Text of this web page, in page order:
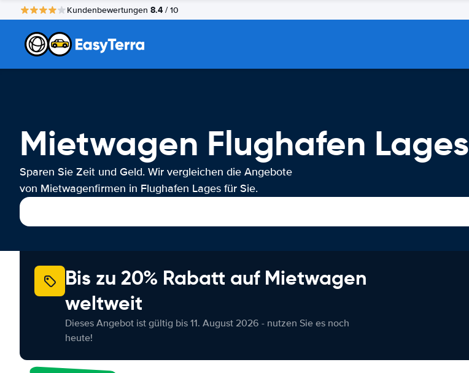
Kundenbewertungen 8.4 / 10
Mietwagen Flughafen Lages
Sparen Sie Zeit und Geld. Wir vergleichen die Angebote
von Mietwagenfirmen in Flughafen Lages für Sie.
Bis zu 20% Rabatt auf Mietwagen
weltweit
Dieses Angebot ist gültig bis 11. August 2026 - nutzen Sie es noch
heute!